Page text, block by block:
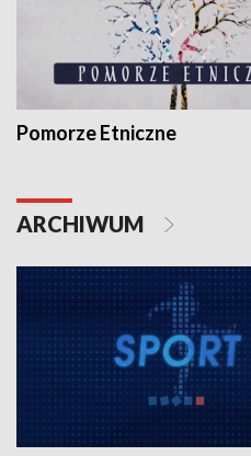
Pomorze Etniczne
ARCHIWUM